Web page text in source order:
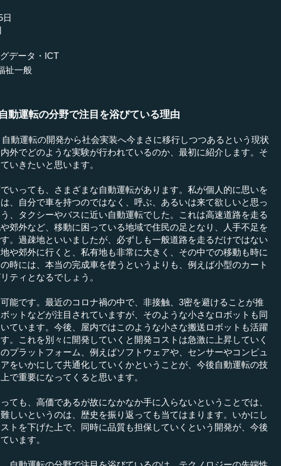
日
データ・ICT
祉一般
動運転の分野で注目を浴びている理由
動運転の開発から社会実装へ今まさに移行しつつあるという現状
外でどのような実験が行われているのか、最初に紹介します。そ
いきたいと思います。
いっても、さまざまな自動運転があります。私が個人的に思いを
、自分で車を持つのではなく、呼ぶ、あるいは来て欲しいと思っ
、タクシーやバスに近い自動運転でした。これは高速道路を走る
郊外など、移動に困っている地域で住民の足となり、人手不足を
。過疎地といいましたが、必ずしも一般道路を走るだけではない
や郊外に行くと、私有地も非常に大きく、その中での移動も時に
時には、本当の完成車を使うというよりも、例えば小型のカート
ティとなるでしょう。
能です。最近のコロナ禍の中で、非接触、3密を避けることが推
ットなどが注目されていますが、そのような小さなロボットも同
ています。今後、屋内ではこのような小さな搬送ロボットも活躍
。これを別々に開発していくと開発コストは急激に上昇していく
プラットフォーム、例えばソフトウェアや、センサーやコンピュ
をいかにして共通化していくかということが、今後自動運転の技
で重要になってくると思います。
ても、高価であるが故になかなか手に入らないということでは、
しいというのは、歴史を振り返っても当てはまります。いかにし
トを下げた上で、同時に品質も担保していくという開発が、今後
います。